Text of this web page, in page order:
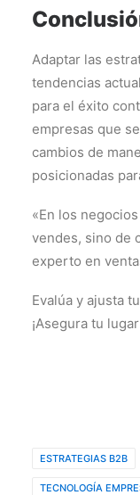
Adaptar las
tendencias
para el éxito
empresas que
cambios de
posicionadas
«En los
vendes, sino de
experto en
Evalúa y ajusta
¡Asegura tu
ESTRATEGIAS B2B
TECNOLOGÍA